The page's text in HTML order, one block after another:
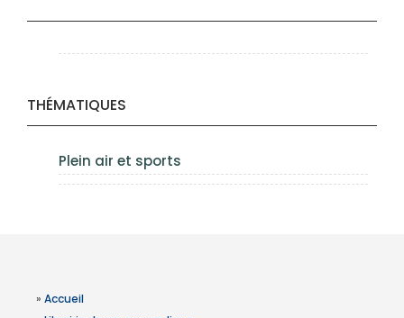
THÉMATIQUES
Plein air et sports
» Accueil